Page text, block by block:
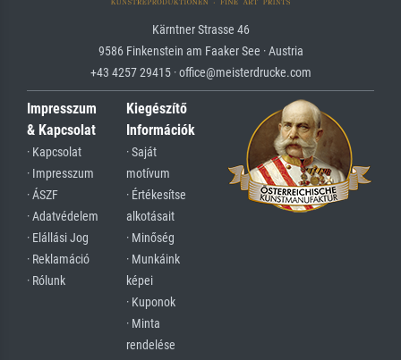
Kärntner Strasse 46
9586 Finkenstein am Faaker See · Austria
+43 4257 29415 · office@meisterdrucke.com
Impresszum
& Kapcsolat
· Kapcsolat
· Impresszum
· ÁSZF
· Adatvédelem
· Elállási Jog
· Reklamáció
· Rólunk
Kiegészítő
Információk
· Saját
motívum
· Értékesítse
alkotásait
· Minőség
· Munkáink
képei
· Kuponok
· Minta
rendelése